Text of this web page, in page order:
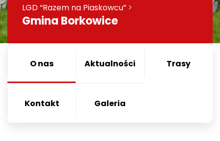
LGD “Razem na Piaskowcu” >
Gmina Borkowice
O nas Aktualności Trasy
Kontakt Galeria